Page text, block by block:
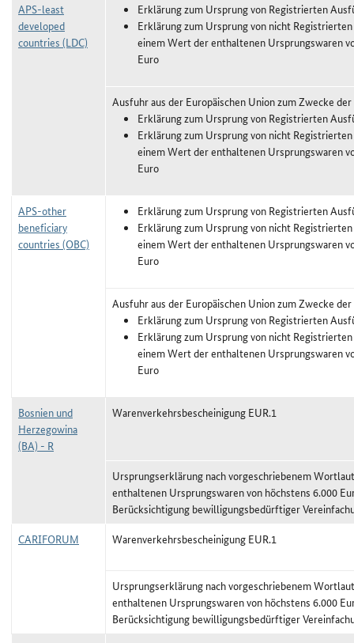
APS-least
developed
countries (LDC)
Erklärung zum Ursprung von Registrierten
Erklärung zum Ursprung von nicht
einem Wert der enthaltenen Ursprungswaren
Euro
Ausfuhr aus der Europäischen Union zum Zwecke
Erklärung zum Ursprung von Registrierten
Erklärung zum Ursprung von nicht
einem Wert der enthaltenen Ursprungswaren
Euro
APS-other
beneficiary
countries (OBC)
Erklärung zum Ursprung von Registrierten
Erklärung zum Ursprung von nicht
einem Wert der enthaltenen Ursprungswaren
Euro
Ausfuhr aus der Europäischen Union zum Zwecke
Erklärung zum Ursprung von Registrierten
Erklärung zum Ursprung von nicht
einem Wert der enthaltenen Ursprungswaren
Euro
Bosnien und
Herzegowina
(BA) - R
Warenverkehrsbescheinigung EUR.1
Ursprungserklärung nach vorgeschriebenem
enthaltenen Ursprungswaren von höchstens 6.000
Berücksichtigung bewilligungsbedürftiger
CARIFORUM
Warenverkehrsbescheinigung EUR.1
Ursprungserklärung nach vorgeschriebenem
enthaltenen Ursprungswaren von höchstens 6.000
Berücksichtigung bewilligungsbedürftiger